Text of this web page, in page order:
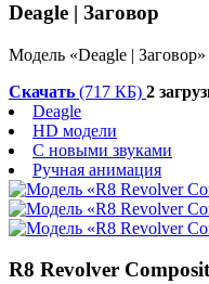
Deagle | Заговор
Модель «Deagle |
Скачать (717 КБ) 2
Deagle
HD модели
С новыми звуками
Ручная анимация
R8 Revolver